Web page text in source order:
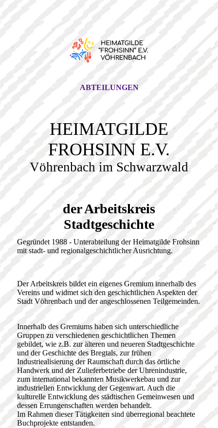
ABTEILUNGEN
HEIMATGILDE
FROHSINN E.V.
Vöhrenbach im Schwarzwald
der Arbeitskreis
Stadtgeschichte
Gegründet 1988 - Unterabteilung der Heimatgilde Frohsinn
mit stadt- und regionalgeschichtlicher Ausrichtung.
Der Arbeitskreis bildet ein eigenes Gremium innerhalb des
Vereins und widmet sich den geschichtlichen Aspekten der
Stadt Vöhrenbach und der angeschlossenen Teilgemeinden.
Innerhalb des Gremiums haben sich unterschiedliche
Gruppen zu verschiedenen geschichtlichen Themen
gebildet, wie z.B. zur älteren und neueren Stadtgeschichte
und der Geschichte des Bregtals, zur frühen
Industriealisierung der Raumschaft durch das örtliche
Handwerk und der Zulieferbetriebe der Uhrenindustrie,
zum international bekannten Musikwerkebau und zur
industriellen Entwicklung der Gegenwart. Auch die
kulturelle Entwicklung des städtischen Gemeinwesen und
dessen Errungenschaften werden behandelt.
Im Rahmen dieser Tätigkeiten sind überregional beachtete
Buchprojekte entstanden.